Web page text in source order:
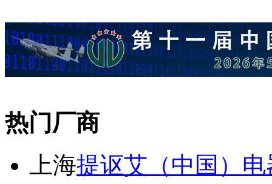
热门厂商
上海提讴艾（中国）